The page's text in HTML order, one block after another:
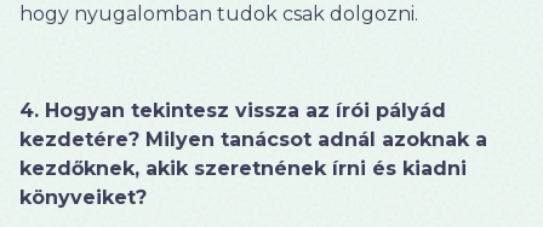
hogy nyugalomban tudok csak dolgozni.
4. Hogyan tekintesz vissza az írói pályád
kezdetére? Milyen tanácsot adnál azoknak a
kezdőknek, akik szeretnének írni és kiadni
könyveiket?